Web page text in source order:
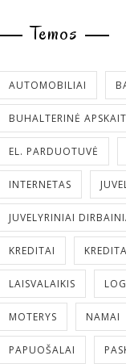
Temos
AUTOMOBILIAI
BUHALTERINĖ
EL. PARDUOTUVĖ
INTERNETAS
JUVELYRINIAI
KREDITAI
LAISVALAIKIS
MOTERYS NAMAI
PAPUOŠALAI